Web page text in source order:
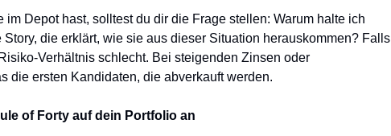
im Depot hast, solltest du dir die Frage stellen: Warum halte ich
die erklärt, wie sie aus dieser Situation herauskommen? Falls
Verhältnis schlecht. Bei steigenden Zinsen oder
die ersten Kandidaten, die abverkauft werden.
of Forty auf dein Portfolio an